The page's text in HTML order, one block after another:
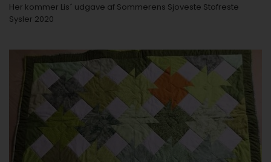
Her kommer Lis´ udgave af Sommerens Sjoveste Stofreste
Sysler 2020